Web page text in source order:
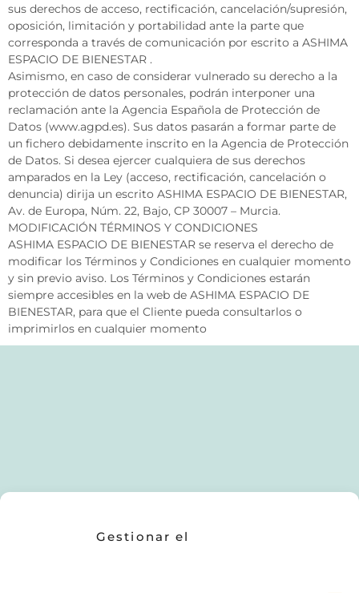
Gestionar el
sus derechos de acceso, rectificación, cancelación/supresión,
oposición, limitación y portabilidad ante la parte que
corresponda a través de comunicación por escrito a ASHIMA
ESPACIO DE BIENESTAR .
Asimismo, en caso de considerar vulnerado su derecho a la
protección de datos personales, podrán interponer una
reclamación ante la Agencia Española de Protección de
Datos (www.agpd.es). Sus datos pasarán a formar parte de
un fichero debidamente inscrito en la Agencia de Protección
de Datos. Si desea ejercer cualquiera de sus derechos
amparados en la Ley (acceso, rectificación, cancelación o
denuncia) dirija un escrito ASHIMA ESPACIO DE BIENESTAR,
Av. de Europa, Núm. 22, Bajo, CP 30007 – Murcia.
MODIFICACIÓN TÉRMINOS Y CONDICIONES
ASHIMA ESPACIO DE BIENESTAR se reserva el derecho de
modificar los Términos y Condiciones en cualquier momento
y sin previo aviso. Los Términos y Condiciones estarán
siempre accesibles en la web de ASHIMA ESPACIO DE
BIENESTAR, para que el Cliente pueda consultarlos o
imprimirlos en cualquier momento